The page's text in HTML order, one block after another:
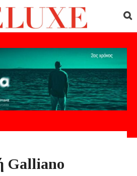
Galliano